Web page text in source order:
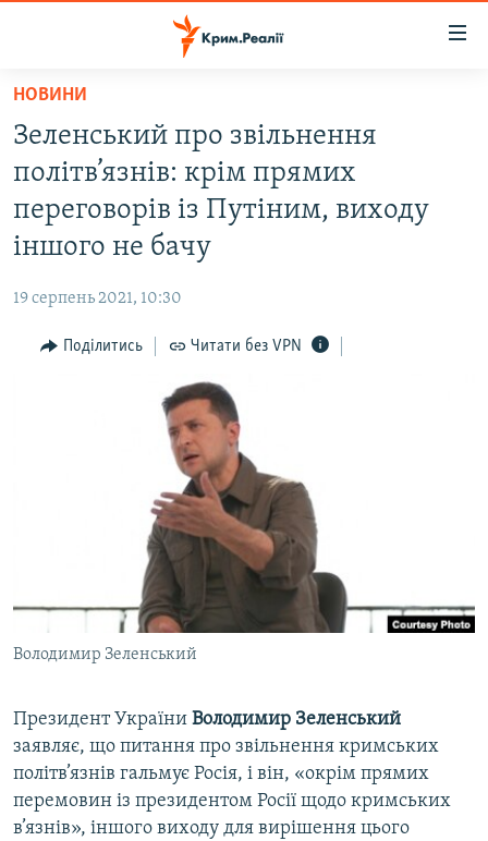
Перейти
основного
матеріалу
до
основної
Перейти
пошуку
ВОДА.КРИМ
ВІДЕО ТА ФОТО
ПОГЛЯД
ІНТЕРВ'Ю
ВІДЕОУРОКИ «ELIFBE»
СВІДЧЕННЯ ОКУПАЦІЇ
УКРАЇНСЬКА ПРОБЛЕМА КРИМУ
ІНФОГРАФІКА
ЯК ОБІЙТИ БЛОКУВАННЯ
Усі сайти RFE/RL
НОВИНИ
Зеленський про звільнення
політв’язнів: крім прямих
переговорів із Путіним, виходу
іншого не бачу
19 серпень 2021, 10:30
Поділитись Читати без VPN
Володимир Зеленський
Президент України Володимир Зеленський
заявляє, що питання про звільнення кримських
політв’язнів гальмує Росія, і він, «окрім прямих
перемовин із президентом Росії щодо кримських
в’язнів», іншого виходу для вирішення цього